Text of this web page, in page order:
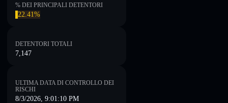
% DEI PRINCIPALI DETENTORI
22.41%
DETENTORI TOTALI
7,147
ULTIMA DATA DI CONTROLLO DEI
RISCHI
8/3/2026, 9:01:10 PM